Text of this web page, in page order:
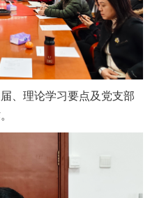
理论学习要点及党支部